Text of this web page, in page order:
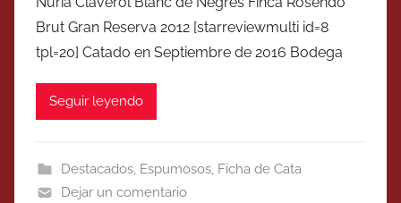
Brut Gran Reserva 2012 [starreviewmulti id=8
tpl=20] Catado en Septiembre de 2016 Bodega
Seguir leyendo
Destacados, Espumosos, Ficha de Cata
Dejar un comentario